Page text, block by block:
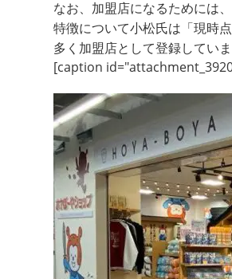
なお、加盟店になるためには
特徴について小松氏は「現時
多く加盟店として登録してい
[caption